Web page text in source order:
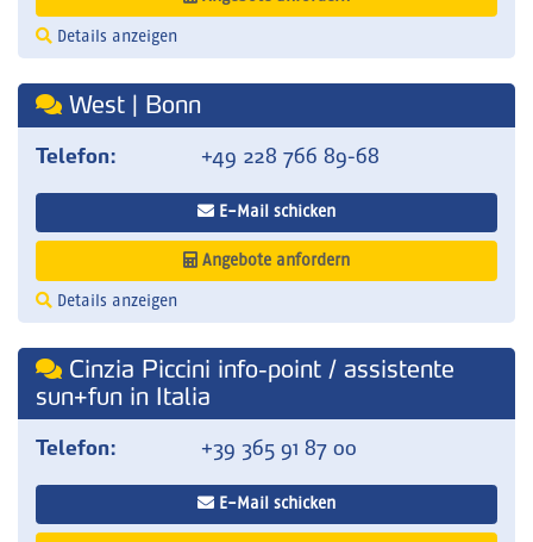
Details anzeigen
West | Bonn
Telefon: +49 228 766 89-68
E-Mail schicken
Angebote anfordern
Details anzeigen
Cinzia Piccini info-point / assistente
sun+fun in Italia
Telefon: +39 365 91 87 00
E-Mail schicken